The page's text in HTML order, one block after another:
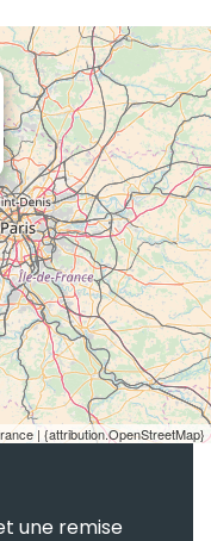
| {attribution.OpenStreetMap}
une remise